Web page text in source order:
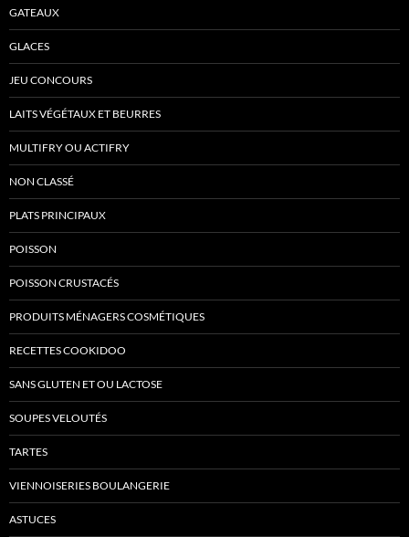
GATEAUX
GLACES
JEU CONCOURS
LAITS VÉGÉTAUX ET BEURRES
MULTIFRY OU ACTIFRY
NON CLASSÉ
PLATS PRINCIPAUX
POISSON
POISSON CRUSTACÉS
PRODUITS MÉNAGERS COSMÉTIQUES
RECETTES COOKIDOO
SANS GLUTEN ET OU LACTOSE
SOUPES VELOUTÉS
TARTES
VIENNOISERIES BOULANGERIE
ASTUCES